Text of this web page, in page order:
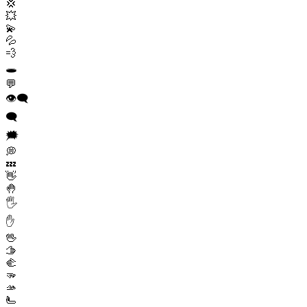
💢
💥
💫
💦
💨
🕳️
💬
👁️‍🗨️
🗨️
🗯️
💭
💤
👋
🤚
🖐️
✋
🖖
🫱
🫲
🫳
🫴
🫷